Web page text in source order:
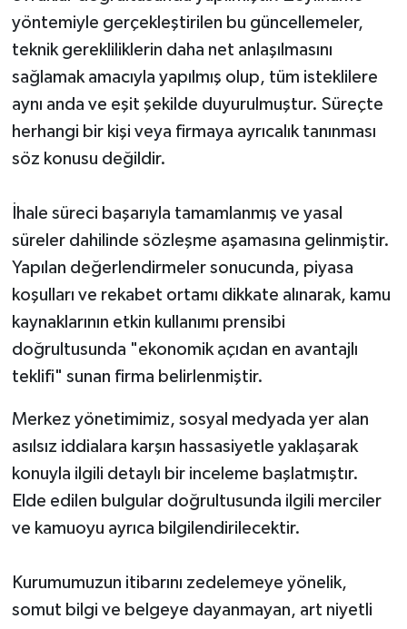
yöntemiyle gerçekleştirilen bu güncellemeler,
teknik gerekliliklerin daha net anlaşılmasını
sağlamak amacıyla yapılmış olup, tüm isteklilere
aynı anda ve eşit şekilde duyurulmuştur. Süreçte
herhangi bir kişi veya firmaya ayrıcalık tanınması
söz konusu değildir.
​İhale süreci başarıyla tamamlanmış ve yasal
süreler dahilinde sözleşme aşamasına gelinmiştir.
Yapılan değerlendirmeler sonucunda, piyasa
koşulları ve rekabet ortamı dikkate alınarak, kamu
kaynaklarının etkin kullanımı prensibi
doğrultusunda "ekonomik açıdan en avantajlı
teklifi" sunan firma belirlenmiştir.
​Merkez yönetimimiz, sosyal medyada yer alan
asılsız iddialara karşın hassasiyetle yaklaşarak
konuyla ilgili detaylı bir inceleme başlatmıştır.
Elde edilen bulgular doğrultusunda ilgili merciler
ve kamuoyu ayrıca bilgilendirilecektir.
Kurumumuzun itibarını zedelemeye yönelik,
somut bilgi ve belgeye dayanmayan, art niyetli